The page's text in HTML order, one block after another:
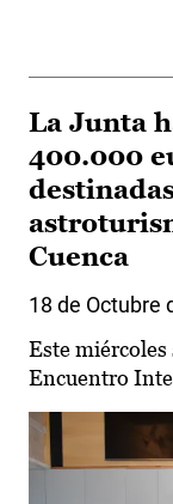
La Junta
400.000
Cuenca
18 de Octubre
Este miércoles
Encuentro